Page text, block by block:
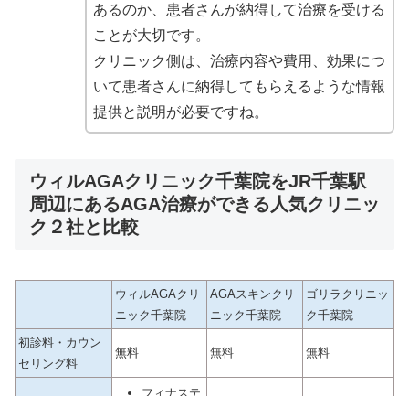
あるのか、患者さんが納得して治療を受ける
ことが大切です。
クリニック側は、治療内容や費用、効果につ
いて患者さんに納得してもらえるような情報
提供と説明が必要ですね。
ウィルAGAクリニック千葉院をJR千葉駅
周辺にあるAGA治療ができる人気クリニッ
ク２社と比較
ウィルAGAクリ
ニック千葉院
AGAスキンクリ
ニック千葉院
ゴリラクリニッ
ク千葉院
初診料・カウン
セリング料
無料 無料 無料
フィナステ